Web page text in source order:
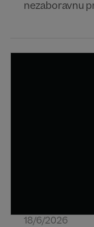
nezaboravnu
18/6/2026